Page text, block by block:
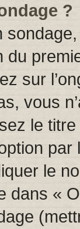
?
du
sur
vous
le
le
dans «